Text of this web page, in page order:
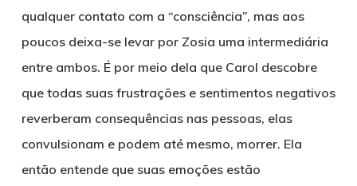
qualquer contato com a “consciência”, mas aos
poucos deixa-se levar por Zosia uma intermediária
entre ambos. É por meio dela que Carol descobre
que todas suas frustrações e sentimentos negativos
reverberam consequências nas pessoas, elas
convulsionam e podem até mesmo, morrer. Ela
então entende que suas emoções estão